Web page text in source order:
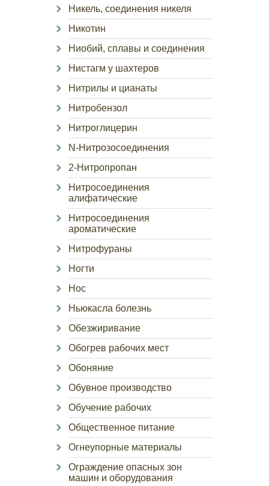
Никель, соединения никеля
Никотин
Ниобий, сплавы и соединения
Нистагм у шахтеров
Нитрилы и цианаты
Нитробензол
Нитроглицерин
N-Нитрозосоединения
2-Нитропропан
Нитросоединения
алифатические
Нитросоединения
ароматические
Нитрофураны
Ногти
Нос
Ньюкасла болезнь
Обезжиривание
Обогрев рабочих мест
Обоняние
Обувное производство
Обучение рабочих
Общественное питание
Огнеупорные материалы
Ограждение опасных зон
машин и оборудования